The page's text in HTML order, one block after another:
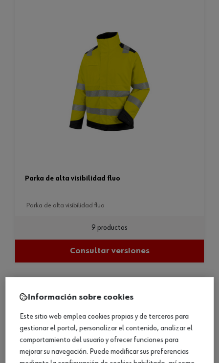
parka de alta visibilidad fluo
parka de alta visibilidad fluo
9 productos
Consultar versiones
Información sobre cookies
Este sitio web emplea cookies propias y de terceros para
gestionar el portal, personalizar el contenido, analizar el
comportamiento del usuario y ofrecer funciones para
mejorar su navegación. Puede modificar sus preferencias